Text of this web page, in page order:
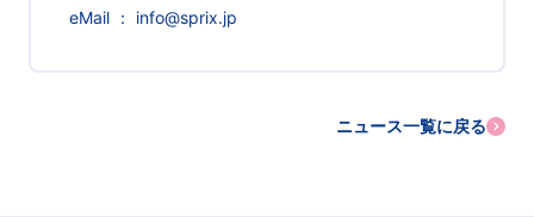
eMail ： info@sprix.jp
ニュース一覧に戻る